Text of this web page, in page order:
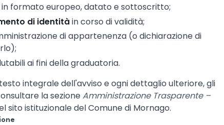
in formato europeo, datato e sottoscritto;
di identitàin corso di validità;
di appartenenza (o dichiarazione di
ai fini della graduatoria.
integrale dell'avviso e ogni dettaglio ulteriore, gli
la sezioneAmministrazione Trasparente –
sito istituzionale del Comune di Mornago.